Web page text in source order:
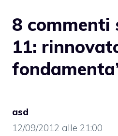
8 commenti
11:
asd
12/09/2012 alle 21:00